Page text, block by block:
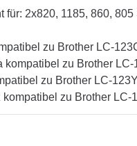
für: 2x820, 1185, 860, 805
zu Brother LC-
kompatibel zu Brother
zu Brother LC-
zu Brother LC-